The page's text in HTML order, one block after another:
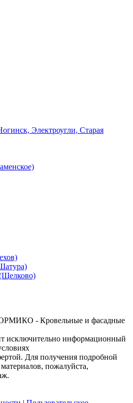
Электроугли, Старая
- Кровельные и фасадные
исключительно информационный
Для получения подробной
пожалуйста,